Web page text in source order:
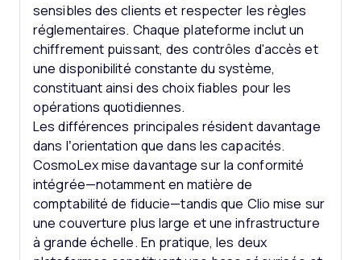
sensibles des clients et respecter les règles
réglementaires. Chaque plateforme inclut un
chiffrement puissant, des contrôles d'accès et
une disponibilité constante du système,
constituant ainsi des choix fiables pour les
opérations quotidiennes.
Les différences principales résident davantage
dans l’orientation que dans les capacités.
CosmoLex mise davantage sur la conformité
intégrée—notamment en matière de
comptabilité de fiducie—tandis que Clio mise sur
une couverture plus large et une infrastructure
à grande échelle. En pratique, les deux